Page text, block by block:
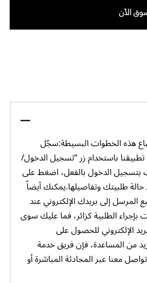
الآن
هذه الخطوات البسيطة:سجّل
تطبيقنا باستخدام زر ”تسجيل الدخول/
الدخول بالفعل، اضغط على
طلبيتك وتفاصيلها.يمكنك أيضاً
المرسل إلى بريدك الإلكتروني عند
الطلبية كزائر، فما عليك سوى
الإلكتروني للحصول على
من المساعدة، فإن فريق خدمة
معنا عبر المحادثة المباشرة أو